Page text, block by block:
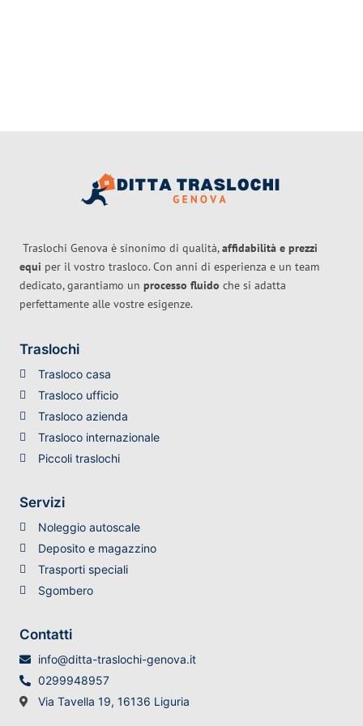
Traslochi Genova è sinonimo di qualità,affidabilità e prezzi
equi per il vostro trasloco. Con anni di esperienza e un team
dedicato, garantiamo un processo fluido che si adatta
perfettamente alle vostre esigenze.
Traslochi
Trasloco casa
Trasloco ufficio
Trasloco azienda
Trasloco internazionale
Piccoli traslochi
Servizi
Noleggio autoscale
Deposito e magazzino
Trasporti speciali
Sgombero
Contatti
info@ditta-traslochi-genova.it
0299948957
Via Tavella 19, 16136 Liguria